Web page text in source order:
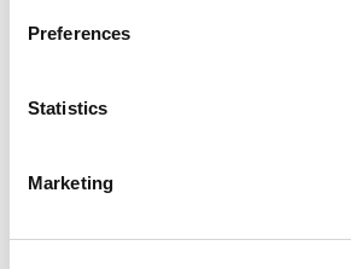
Preferences
Statistics
Marketing